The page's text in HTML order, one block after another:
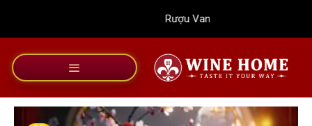
dung
Rượu Vang Wine Home